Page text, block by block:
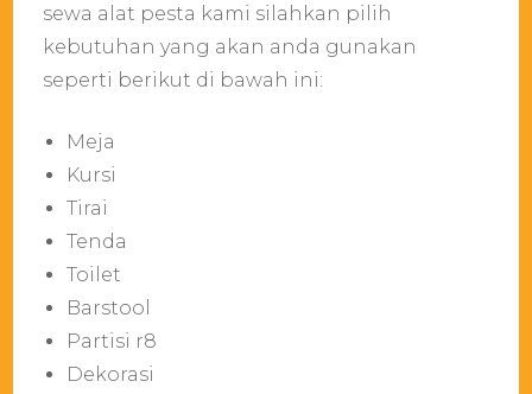
sewa alat pesta kami silahkan pilih
kebutuhan yang akan anda gunakan
seperti berikut di bawah ini:
Meja
Kursi
Tirai
Tenda
Toilet
Barstool
Partisi r8
Dekorasi